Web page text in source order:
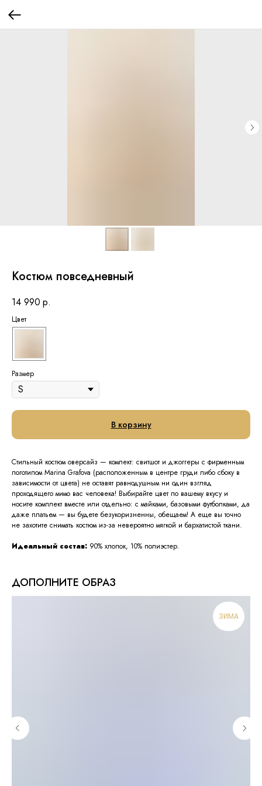
Костюм повседневный
14 990 р.
Цвет
Размер
В корзину
Стильный костюм оверсайз — комлект: свитшот и джоггеры с фирменным
логотипом Marina Grafova (расположенным в центре груди либо сбоку в
зависимости от цвета) не оставят равнодушным ни один взгляд
проходящего мимо вас человека! Выбирайте цвет по вашему вкусу и
носите комплект вместе или отдельно: с майками, базовыми футболками, да
даже платьем — вы будете безукоризненны, обещаем! А еще вы точно
не захотите снимать костюм из-за невероятно мягкой и бархатистой ткани.
Идеальный состав: 90% хлопок, 10% полиэстер.
ДОПОЛНИТЕ ОБРАЗ
ЗИМА